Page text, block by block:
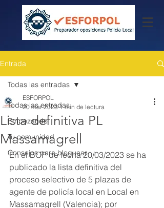
Entrada
Todas las entradas
Empezando
Tu comunidad
Consejos para bloguear
Todas las entradas
Lista definitiva PL
Massamagrell
ESFORPOL
20 mar 2023 1 min de lectura
En el BOP de fecha 20/03/2023 se ha
publicado la lista definitiva del
proceso selectivo de 5 plazas de
agente de policía local en Local en
Massamagrell (Valencia); por